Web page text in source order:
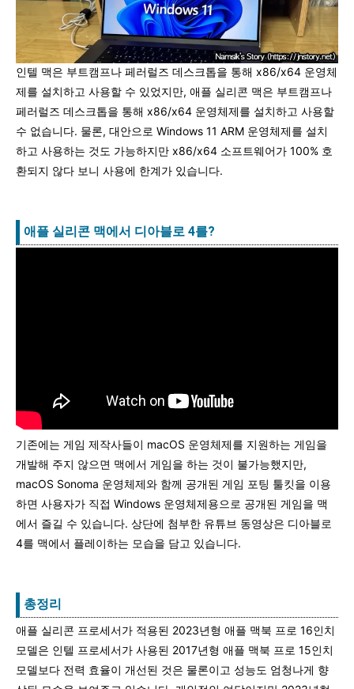
인텔 맥은 부트캠프나 페러럴즈 데스크톱을 통해 x86/x64 운영체
제를 설치하고 사용할 수 있었지만, 애플 실리콘 맥은 부트캠프나
페러럴즈 데스크톱을 통해 x86/x64 운영체제를 설치하고 사용할
수 없습니다. 물론, 대안으로 Windows 11 ARM 운영체제를 설치
하고 사용하는 것도 가능하지만 x86/x64 소프트웨어가 100% 호
환되지 않다 보니 사용에 한계가 있습니다.
애플 실리콘 맥에서 디아블로 4를?
기존에는 게임 제작사들이 macOS 운영체제를 지원하는 게임을
개발해 주지 않으면 맥에서 게임을 하는 것이 불가능했지만,
macOS Sonoma 운영체제와 함께 공개된 게임 포팅 툴킷을 이용
하면 사용자가 직접 Windows 운영체제용으로 공개된 게임을 맥
에서 즐길 수 있습니다. 상단에 첨부한 유튜브 동영상은 디아블로
4를 맥에서 플레이하는 모습을 담고 있습니다.
총정리
애플 실리콘 프로세서가 적용된 2023년형 애플 맥북 프로 16인치
모델은 인텔 프로세서가 사용된 2017년형 애플 맥북 프로 15인치
모델보다 전력 효율이 개선된 것은 물론이고 성능도 엄청나게 향